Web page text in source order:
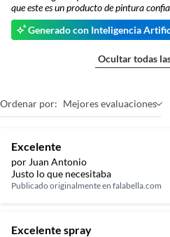
que este es un producto de pintura
Generado con Inteligencia
Ocultar todas
Ordenar por: Mejores evaluaciones
Excelente
por Juan Antonio
Justo lo que necesitaba
Publicado originalmente en falabella.com
Excelente spray